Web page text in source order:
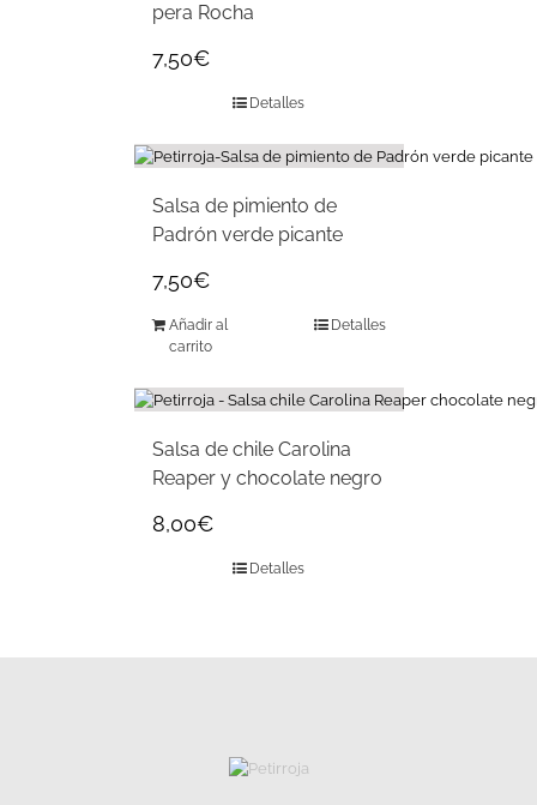
pera Rocha
7,50€
Detalles
Salsa de pimiento de
Padrón verde picante
7,50€
Añadir al
carrito
Detalles
Salsa de chile Carolina
Reaper y chocolate negro
8,00€
Detalles